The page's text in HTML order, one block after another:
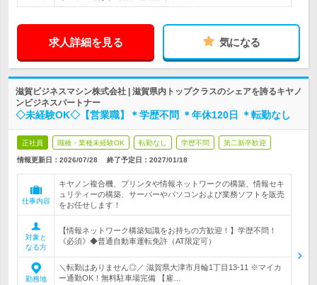
求人詳細を見る 気になる
滋賀ビジネスマシン株式会社 | 滋賀県内トップクラスのシェアを誇るキヤノ
ンビジネスパートナー
◇未経験OK◇【営業職】＊学歴不問 ＊年休120日 ＊転勤なし
正社員 職種・業種未経験OK 転勤なし 学歴不問 第二新卒歓迎
情報更新日：2026/07/28 終了予定日： 2027/01/18
仕事内容
キヤノン複合機、プリンタや情報ネットワークの構築、情報セキ
ュリティーの構築、サーバーやパソコンおよび業務ソフトを販売
をお任せします！
対象と
なる方
【情報ネットワーク構築知識をお持ちの方歓迎！】学歴不問！
《必須》◆普通自動車運転免許（AT限定可）
勤務地
＼転勤はありません◎／ 滋賀県大津市月輪1丁目13-11 ※マイカ
ー通勤OK！無料駐車場完備 【雇…